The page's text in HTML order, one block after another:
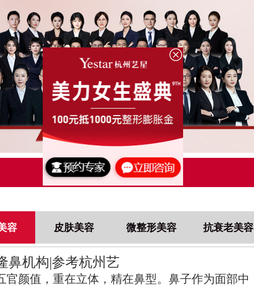
点击了解更多
容 皮肤美容 微整形美容 抗衰老美容
鼻机构|参考杭州艺
官颜值，重在立体，精在鼻型。鼻子作为面部中